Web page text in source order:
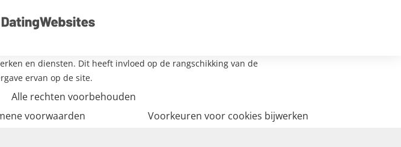
en diensten. Dit heeft invloed op de rangschikking van de
ervan op de site.
Alle rechten voorbehouden
voorwaarden Voorkeuren voor cookies bijwerken